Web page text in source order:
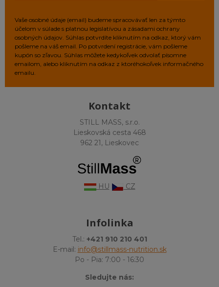
Vaše osobné údaje (email) budeme spracovávať len za týmto
účelom v súlade s platnou legislatívou a zásadami ochrany
osobných údajov. Súhlas potvrdíte kliknutím na odkaz, ktorý vám
pošleme na váš email. Po potvrdení registrácie, vám pošleme
kupón so zľavou. Súhlas môžete kedykoľvek odvolať písomne
emailom, alebo kliknutím na odkaz z ktoréhokoľvek informačného
emailu.
Kontakt
STILL MASS, s.r.o.
Lieskovská cesta 468
962 21, Lieskovec
HU CZ
Infolinka
Tel.: +421 910 210 401
E-mail: info@stillmass-nutrition.sk
Po - Pia: 7:00 - 16:30
Sledujte nás: